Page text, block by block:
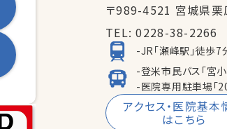
〒989-4521 宮城県
TEL:0228-38-2266
-JR「瀬峰駅」徒歩7
-登米市民バス「宮
-医院専用駐車場「
アクセス・医院基本
はこちら